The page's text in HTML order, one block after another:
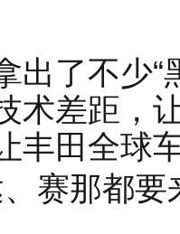
出了不少
术差距，
丰田全球